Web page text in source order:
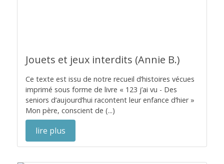
Jouets et jeux interdits (Annie B.)
Ce texte est issu de notre recueil d’histoires vécues
imprimé sous forme de livre « 123 j’ai vu - Des
seniors d’aujourd’hui racontent leur enfance d’hier »
Mon père, conscient de (...)
lire plus